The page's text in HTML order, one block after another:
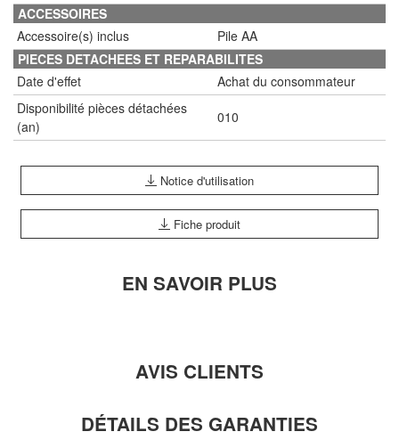
ACCESSOIRES
Accessoire(s) inclus
Pile AA
PIECES DETACHEES ET REPARABILITES
Date d'effet
Achat du consommateur
Disponibilité pièces détachées
(an)
010
Notice d'utilisation
Fiche produit
EN SAVOIR PLUS
AVIS CLIENTS
DÉTAILS DES GARANTIES